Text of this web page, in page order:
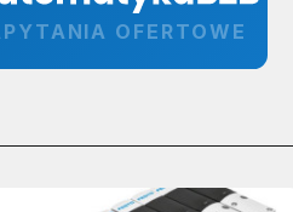
OFERTOWE